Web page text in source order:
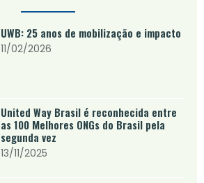
UWB: 25 anos de mobilização e impacto
11/02/2026
United Way Brasil é reconhecida entre
as 100 Melhores ONGs do Brasil pela
segunda vez
13/11/2025